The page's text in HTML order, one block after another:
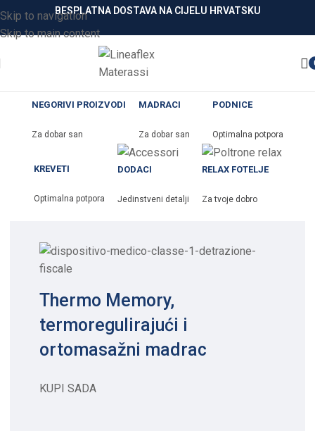
Skip to navigation
Skip to main content
BESPLATNA DOSTAVA NA CIJELU HRVATSKU
NEGORIVI PROIZVODI
Za dobar san
MADRACI
Za dobar san
PODNICE
Optimalna potpora
KREVETI
Optimalna potpora
DODACI
Jedinstveni detalji
RELAX FOTELJE
Za tvoje dobro
Thermo Memory,
termoregulirajući i
ortomasažni madrac
KUPI SADA